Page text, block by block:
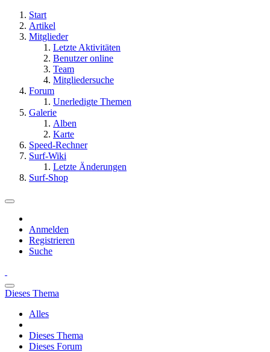
Start
Artikel
Mitglieder
Letzte Aktivitäten
Benutzer online
Team
Mitgliedersuche
Forum
Unerledigte Themen
Galerie
Alben
Karte
Speed-Rechner
Surf-Wiki
Letzte Änderungen
Surf-Shop
Anmelden
Registrieren
Suche
Dieses Thema
Alles
Dieses Thema
Dieses Forum